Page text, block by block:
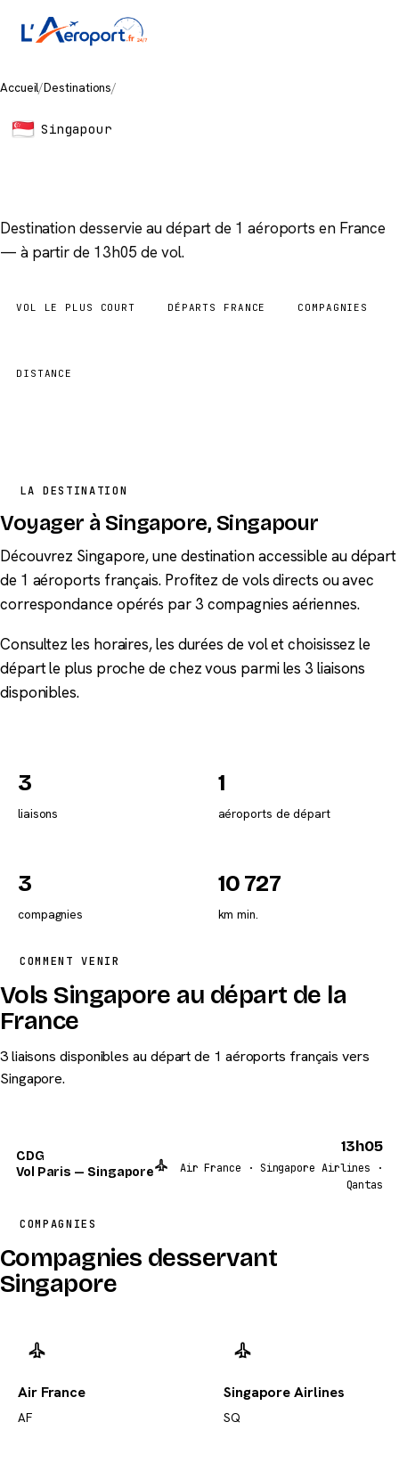
Accueil/Destinations/
Singapour
Destination desservie au départ de 1 aéroports en France
— à partir de 13h05 de vol.
VOL LE PLUS COURT DÉPARTS FRANCE COMPAGNIES
DISTANCE
LA DESTINATION
Voyager à Singapore, Singapour
Découvrez Singapore, une destination accessible au départ
de 1 aéroports français. Profitez de vols directs ou avec
correspondance opérés par 3 compagnies aériennes.
Consultez les horaires, les durées de vol et choisissez le
départ le plus proche de chez vous parmi les 3 liaisons
disponibles.
3
liaisons
1
aéroports de départ
3
compagnies
10 727
km min.
COMMENT VENIR
Vols Singapore au départ de la
France
3 liaisons disponibles au départ de 1 aéroports français vers
Singapore.
CDG
Vol Paris — Singapore
13h05
Air France · Singapore Airlines ·
Qantas
COMPAGNIES
Compagnies desservant
Singapore
Air France
AF
Singapore Airlines
SQ